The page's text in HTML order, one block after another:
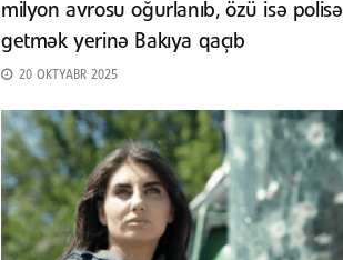
milyon avrosu oğurlanıb, özü isə polisə
getmək yerinə Bakıya qaçıb
20 OKTYABR 2025